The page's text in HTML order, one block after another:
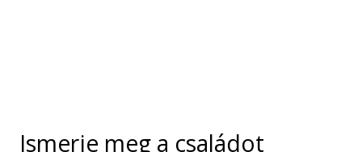
Ismerje meg a családot